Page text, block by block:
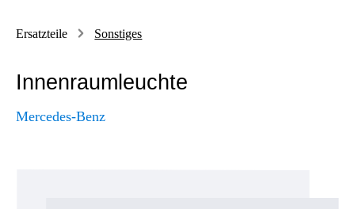
Ersatzteile Sonstiges
Innenraumleuchte
Mercedes-Benz